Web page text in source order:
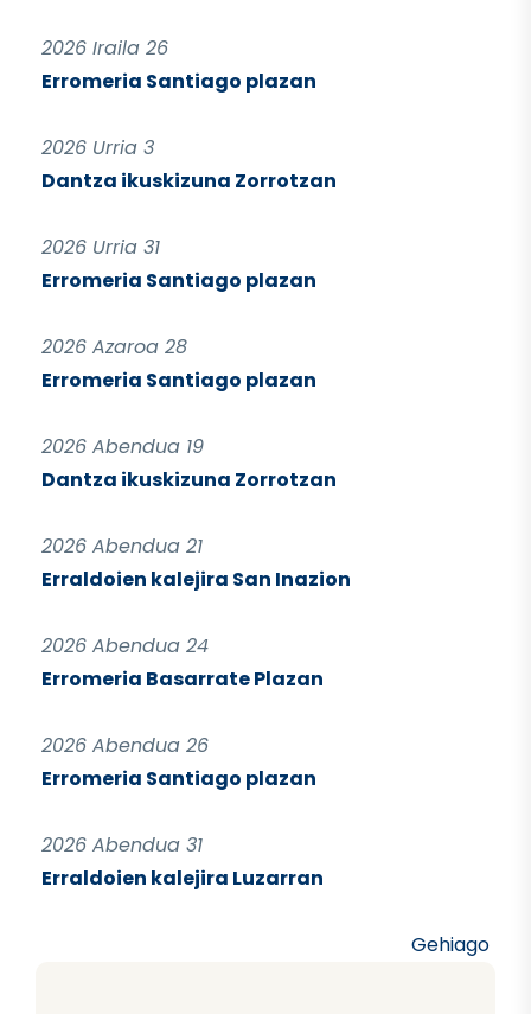
2026 Iraila 26
Erromeria Santiago plazan
2026 Urria 3
Dantza ikuskizuna Zorrotzan
2026 Urria 31
Erromeria Santiago plazan
2026 Azaroa 28
Erromeria Santiago plazan
2026 Abendua 19
Dantza ikuskizuna Zorrotzan
2026 Abendua 21
Erraldoien kalejira San Inazion
2026 Abendua 24
Erromeria Basarrate Plazan
2026 Abendua 26
Erromeria Santiago plazan
2026 Abendua 31
Erraldoien kalejira Luzarran
Gehiago